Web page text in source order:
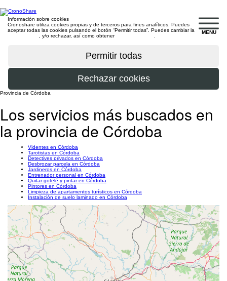
MENU
Información sobre cookies
Cronoshare utiliza cookies propias y de terceros para fines analíticos. Puedes
aceptar todas las cookies pulsando el botón “Permitir todas”. Puedes cambiar la
, y/o rechazar, así como obtener
Provincia de Córdoba
Los servicios más buscados en
la provincia de Córdoba
Videntes en Córdoba
Tarotistas en Córdoba
Detectives privados en Córdoba
Desbrozar parcela en Córdoba
Jardineros en Córdoba
Entrenador personal en Córdoba
Quitar gotelé y pintar en Córdoba
Pintores en Córdoba
Limpieza de apartamentos turísticos en Córdoba
Instalación de suelo laminado en Córdoba